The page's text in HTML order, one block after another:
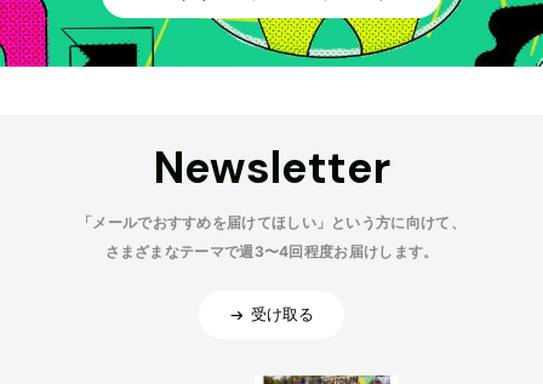
Newsletter
「メールでおすすめを届けてほしい」という方に向けて、
さまざまなテーマで週3〜4回程度お届けします。
受け取る